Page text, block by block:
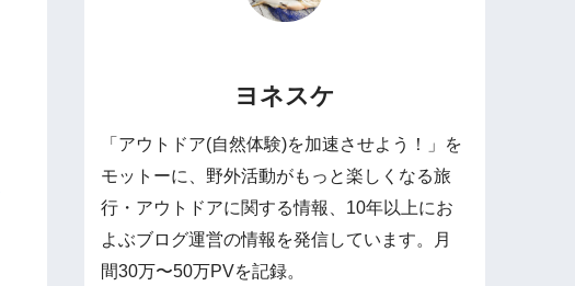
ヨネスケ
「アウトドア(自然体験)を加速させよう！」を
モットーに、野外活動がもっと楽しくなる旅
行・アウトドアに関する情報、10年以上にお
よぶブログ運営の情報を発信しています。月
間30万〜50万PVを記録。